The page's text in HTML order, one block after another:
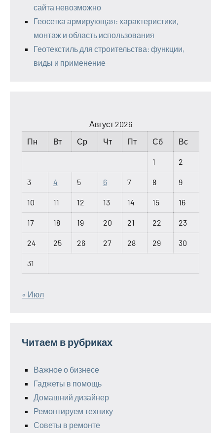
сайта невозможно
Геосетка армирующая: характеристики,
монтаж и область использования
Геотекстиль для строительства: функции,
виды и применение
Август 2026
Пн
Вт Ср Чт Пт Сб Вс
1 2
3 4 5 6 7 8 9
10 11 12 13 14 15 16
17 18 19 20 21 22 23
24 25 26 27 28 29 30
31
« Июл
Читаем в рубриках
Важное о бизнесе
Гаджеты в помощь
Домашний дизайнер
Ремонтируем технику
Советы в ремонте